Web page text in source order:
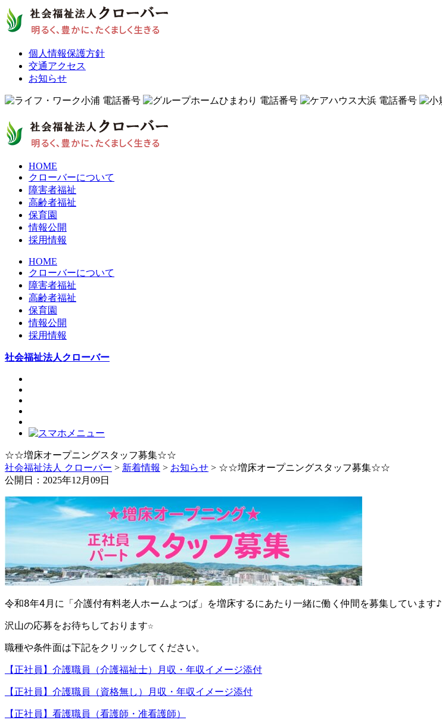
個人情報保護方針
交通アクセス
お知らせ
HOME
クローバーについて
障害者福祉
高齢者福祉
保育園
情報公開
採用情報
HOME
クローバーについて
障害者福祉
高齢者福祉
保育園
情報公開
採用情報
社会福祉法人クローバー
☆☆増床オープニングスタッフ募集☆☆
社会福祉法人 クローバー > 新着情報 > お知らせ > ☆☆増床オープニングスタッフ募集☆☆
公開日：2025年12月09日
令和8年4月に「介護付有料老人ホームよつば」を増床するにあたり一緒に働く仲間を募集しています♪
沢山の応募をお待ちしております☆
職種や条件面は下記をクリックしてください。
【正社員】介護職員（介護福祉士）月収・年収イメージ添付
【正社員】介護職員（資格無し）月収・年収イメージ添付
【正社員】看護職員（看護師・准看護師）